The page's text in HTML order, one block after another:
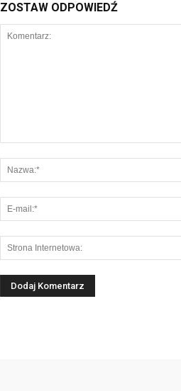
ZOSTAW ODPOWIEDŹ